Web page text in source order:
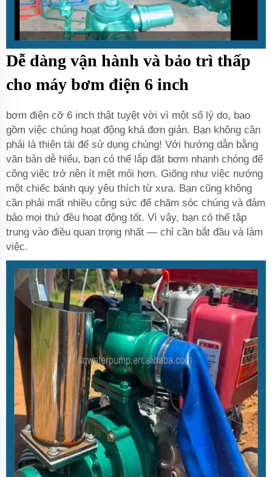
Dễ dàng vận hành và bảo trì thấp
cho máy bơm điện 6 inch
bơm điện cỡ 6 inch thật tuyệt vời vì một số lý do, bao
gồm việc chúng hoạt động khá đơn giản. Bạn không cần
phải là thiên tài để sử dụng chúng! Với hướng dẫn bằng
văn bản dễ hiểu, bạn có thể lắp đặt bơm nhanh chóng để
công việc trở nên ít mệt mỏi hơn. Giống như việc nướng
một chiếc bánh quy yêu thích từ xưa. Bạn cũng không
cần phải mất nhiều công sức để chăm sóc chúng và đảm
bảo mọi thứ đều hoạt động tốt. Vì vậy, bạn có thể tập
trung vào điều quan trọng nhất — chỉ cần bắt đầu và làm
việc.